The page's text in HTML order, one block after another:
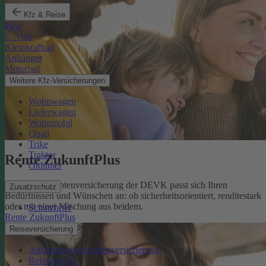
Kfz & Reise
Pkw
E-Auto
Kleinkraftrad
Anhänger
Motorrad
Weitere Kfz-Versicherungen
Wohnwagen
Lieferwagen
Wohnmobil
Quad
Trike
Traktor
Oldtimer
Zusatzschutz
Schutzbrief
Reiseversicherung
Auslandsreisekrankenversicherung
Reisegepäck
Rente ZukunftPlus
Die private Rentenversicherung der DEVK passt sich Ihren
Bedürfnissen und Wünschen an: ob sicherheitsorientiert, renditestark
oder mit einer Mischung aus beidem.
Rente ZukunftPlus